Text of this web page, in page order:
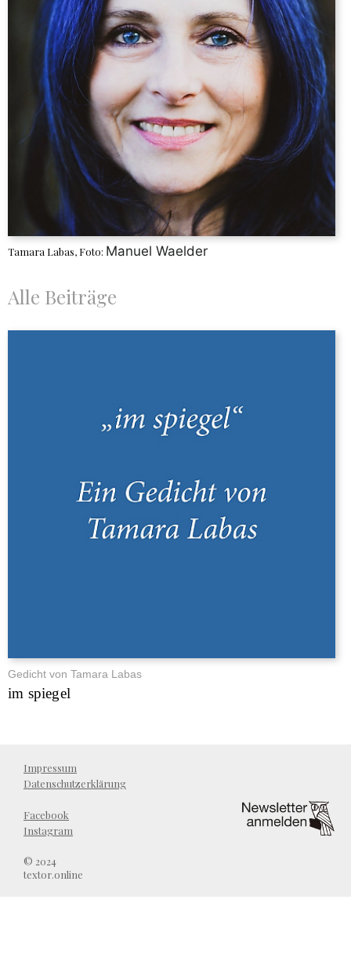
Tamara Labas, Foto: Manuel Waelder
Alle Beiträge
Gedicht von Tamara Labas
im spiegel
Impressum
Datenschutzerklärung
Facebook
Instagram
© 2024
textor.online